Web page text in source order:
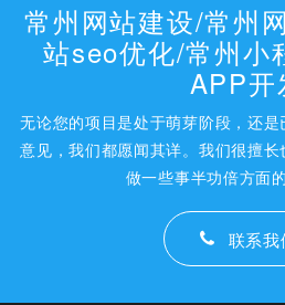
常州网站建设/常州
站seo优化/常州小
APP开
无论您的项目是处于萌芽阶段，还
意见，我们都愿闻其详。我们很擅
做一些事半功倍方面
联系我